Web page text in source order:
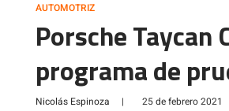
AUTOMOTRIZ
Porsche
programa de
Nicolás Espinoza | 25 de febrero 2021